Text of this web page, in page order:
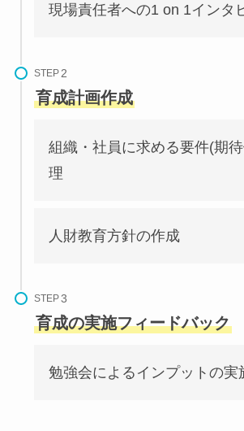
現場責任者への1 on 1インタ
STEP
育成計画作成
組織・社員に求める要件(期
理
人財教育方針の作成
STEP
育成の実施フィードバック
勉強会によるインプットの実